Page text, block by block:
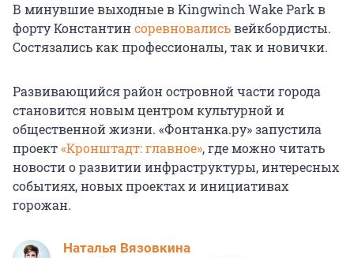
В минувшие выходные в Kingwinch Wake Park в
форту Константинсоревновалисьвейкбордисты.
Состязались как профессионалы, так и новички.
Развивающийся район островной части города
становится новым центром культурной и
общественной жизни. «Фонтанка.ру» запустила
проект«Кронштадт: главное», где можно читать
новости о развитии инфраструктуры, интересных
событиях, новых проектах и инициативах
горожан.
Наталья Вязовкина